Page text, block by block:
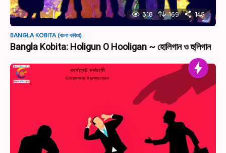
318 169 145
BANGLA KOBITA (বাংলা কবিতা)
Bangla Kobita: Holigun O Hooligan ~ হোলিগান ও হুলিগান